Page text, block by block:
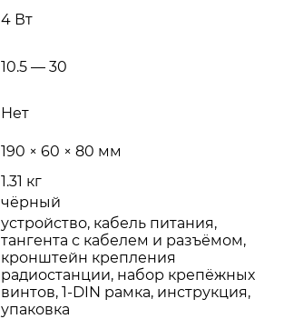
4 Вт
10.5 — 30
Нет
190 × 60 × 80 мм
1.31 кг
чёрный
устройство, кабель питания,
тангента с кабелем и разъёмом,
кронштейн крепления
радиостанции, набор крепёжных
винтов, 1-DIN рамка, инструкция,
упаковка